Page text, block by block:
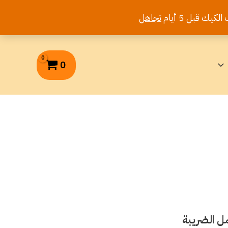
تجاهل
0
الضريبة